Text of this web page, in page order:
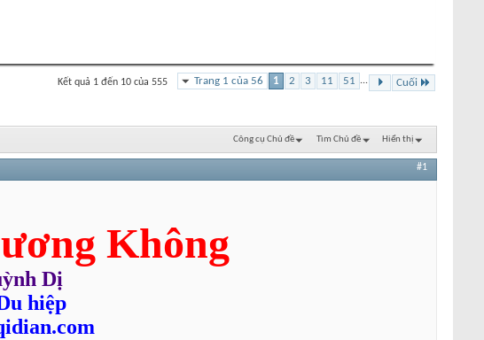
Trang 1 của 56 1 2 3 11 51 ... Cuối
Kết quả 1 đến 10 của 555
Công cụ Chủ đề Tìm Chủ đề Hiển thị
#1
Không
Dị
hiệp